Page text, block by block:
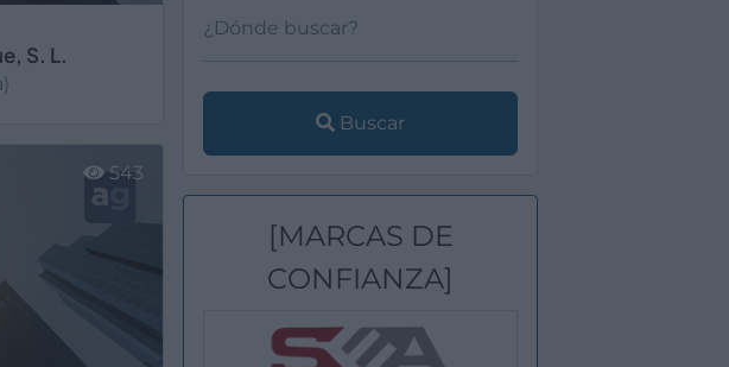
S. L.
543
Buscar
[MARCAS DE
CONFIANZA]